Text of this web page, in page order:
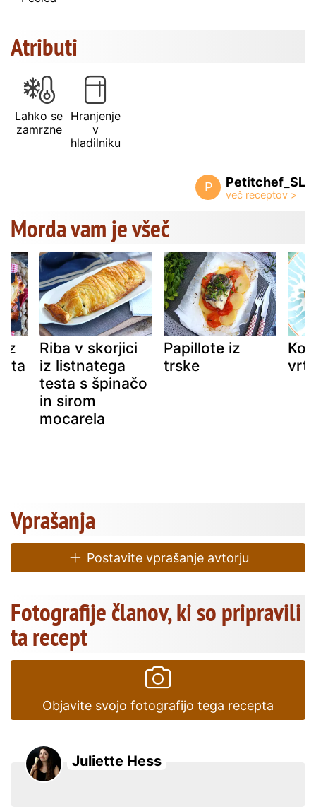
Atributi
Lahko se
zamrzne
Hranjenje
v
hladilniku
P Petitchef_SL
Morda vam je všeč
iz
Riba v skorjici
iz listnatega
testa s špinačo
in sirom
mocarela
Papillote iz
trske
Vprašanja
Postavite vprašanje avtorju
Fotografije članov, ki so pripravili
ta recept
Objavite svojo fotografijo tega recepta
Juliette Hess